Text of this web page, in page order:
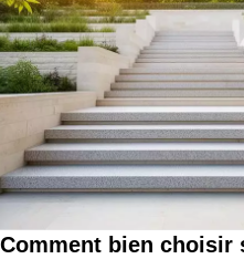
Comment bien choisir